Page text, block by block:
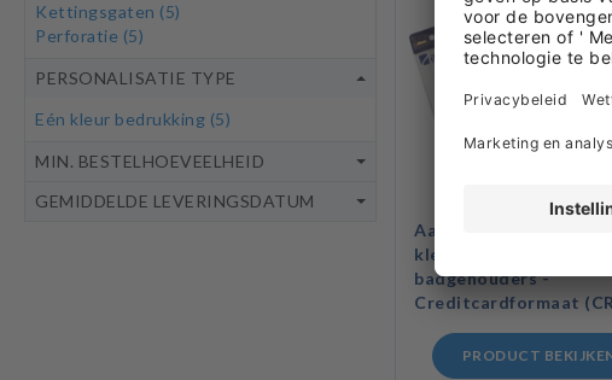
PERSONALISATIE TYPE
Eén kleur bedrukking (5)
Kettingsgaten (5)
Perforatie (5)
GEMIDDELDE LEVERINGSDATUM
MIN. BESTELHOEVEELHEID
Aanpasbare
kleurgecodeerde vinyl
badgehouders -
Creditcardformaat
PRODUCT